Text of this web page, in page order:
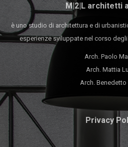
M|2|L architetti
è uno studio di architettura e di
esperienze sviluppate nel corso
Arch. Paolo
Arch. Mattia
Arch. Benedetto
Privacy